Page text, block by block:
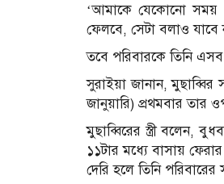
‘আমাকে যেকোনো সময়
ফেলবে, সেটা বলাও যাবে
তবে পরিবারকে তিনি এসব
সুরাইয়া জানান,
জানুয়ারি) প্রথমবার তার
মুছাব্বিরের স্ত্রী বলেন,
১১টার মধ্যে বাসায়
দেরি হলে তিনি